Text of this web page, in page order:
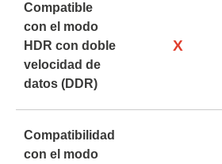
Compatible
con el modo
HDR con doble
velocidad de
datos (DDR)
X
Compatibilidad
con el modo